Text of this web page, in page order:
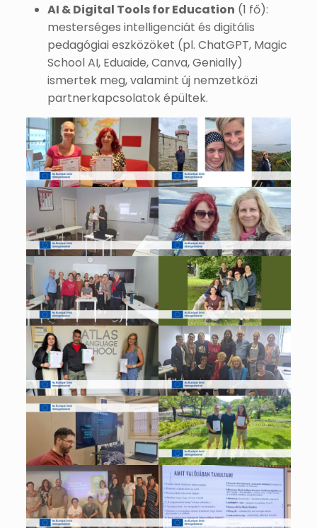
AI & Digital Tools for Education (1 fő):
mesterséges intelligenciát és digitális
pedagógiai eszközöket (pl. ChatGPT, Magic
School AI, Eduaide, Canva, Genially)
ismertek meg, valamint új nemzetközi
partnerkapcsolatok épültek.